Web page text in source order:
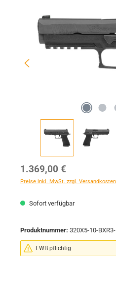
Regulärer Preis:
1.369,00 €
Preise inkl. MwSt. zzgl. Versandkosten
Sofort verfügbar
Produktnummer: 320X5-10-
EWB pflichtig